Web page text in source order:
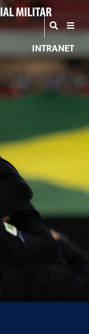
INTRANET